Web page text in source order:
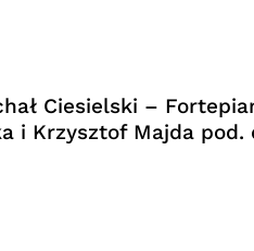
Ciesielski –
i Krzysztof Majda pod.